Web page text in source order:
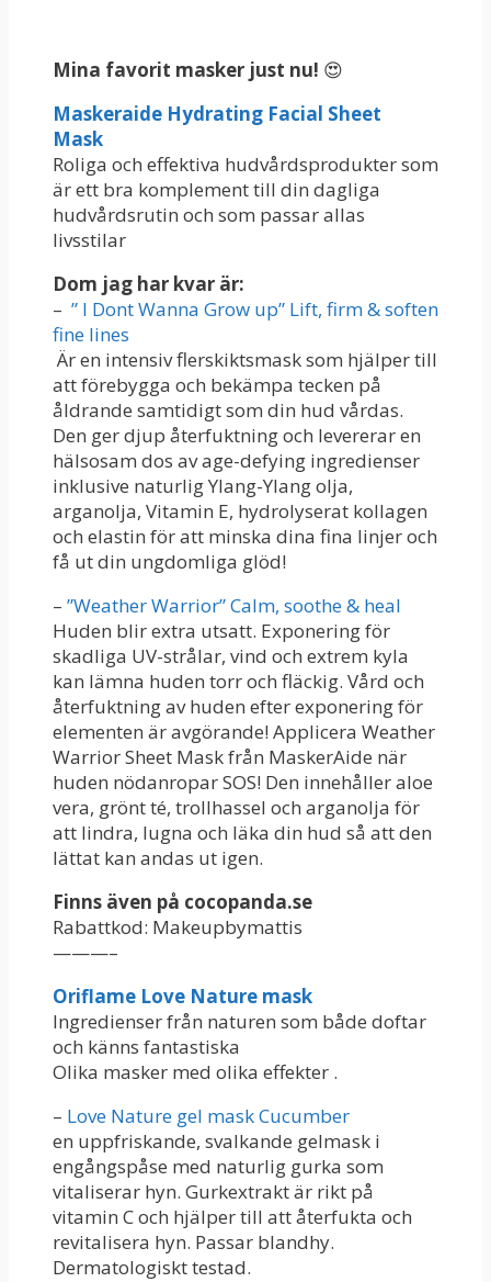
Mina favorit masker just nu! 😍
Maskeraide Hydrating Facial Sheet
Mask
Roliga och effektiva hudvårdsprodukter som
är ett bra komplement till din dagliga
hudvårdsrutin och som passar allas
livsstilar
Dom jag har kvar är:
– ” I Dont Wanna Grow up” Lift, firm & soften
fine lines
Är en intensiv flerskiktsmask som hjälper till
att förebygga och bekämpa tecken på
åldrande samtidigt som din hud vårdas.
Den ger djup återfuktning och levererar en
hälsosam dos av age-defying ingredienser
inklusive naturlig Ylang-Ylang olja,
arganolja, Vitamin E, hydrolyserat kollagen
och elastin för att minska dina fina linjer och
få ut din ungdomliga glöd!
– ”Weather Warrior” Calm, soothe & heal
Huden blir extra utsatt. Exponering för
skadliga UV-strålar, vind och extrem kyla
kan lämna huden torr och fläckig. Vård och
återfuktning av huden efter exponering för
elementen är avgörande! Applicera Weather
Warrior Sheet Mask från MaskerAide när
huden nödanropar SOS! Den innehåller aloe
vera, grönt té, trollhassel och arganolja för
att lindra, lugna och läka din hud så att den
lättat kan andas ut igen.
Finns även på cocopanda.se
Rabattkod: Makeupbymattis
———–
Oriflame Love Nature mask
Ingredienser från naturen som både doftar
och känns fantastiska
Olika masker med olika effekter .
– Love Nature gel mask Cucumber
en uppfriskande, svalkande gelmask i
engångspåse med naturlig gurka som
vitaliserar hyn. Gurkextrakt är rikt på
vitamin C och hjälper till att återfukta och
revitalisera hyn. Passar blandhy.
Dermatologiskt testad.